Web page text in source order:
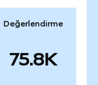
Değerlendirme
75.8K